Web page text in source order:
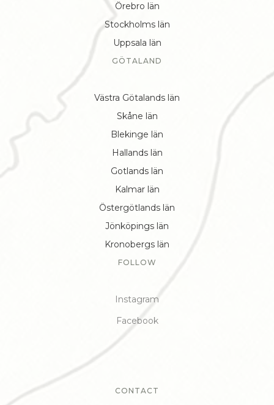
Örebro län
Stockholms län
Uppsala län
GÖTALAND
Västra Götalands län
Skåne län
Blekinge län
Hallands län
Gotlands län
Kalmar län
Östergötlands län
Jönköpings län
Kronobergs län
FOLLOW
Instagram
Facebook
CONTACT